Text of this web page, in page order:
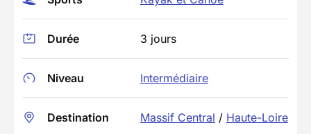
Durée 3 jours
Niveau Intermédiaire
Destination Massif Central / Haute-Loire